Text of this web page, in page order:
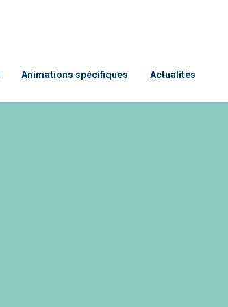
Animations spécifiques Actualités